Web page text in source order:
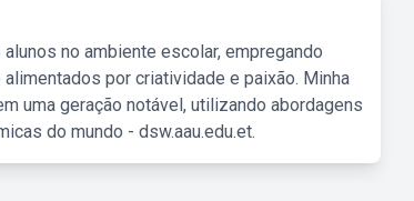
no ambiente escolar, empregando
por criatividade e paixão. Minha
uma geração notável, utilizando abordagens
do mundo - dsw.aau.edu.et.